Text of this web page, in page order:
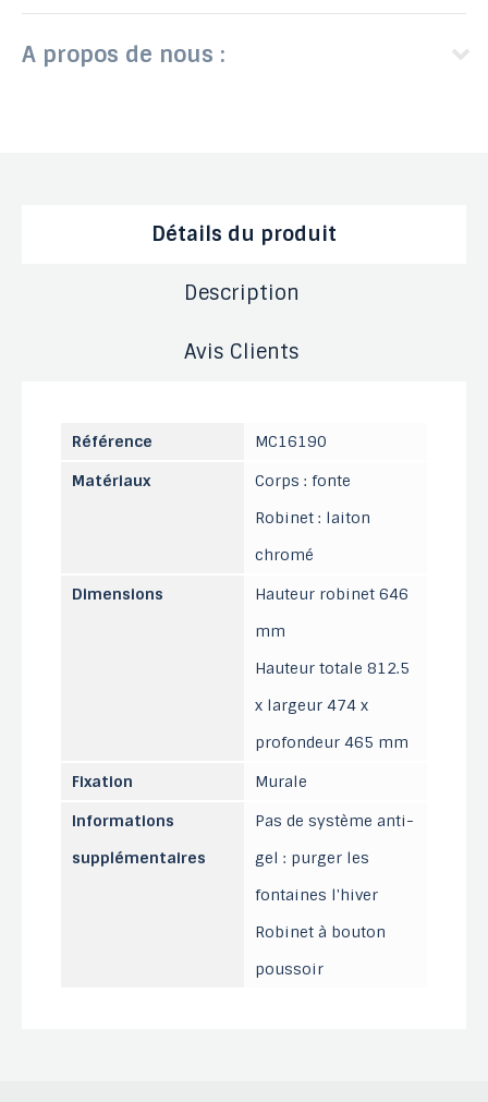
A propos de nous :
Détails du produit
Description
Avis Clients
Référence
MC16190
Matériaux
Corps : fonte
Robinet : laiton
chromé
Dimensions
Hauteur robinet 646
mm
Hauteur totale 812.5
x largeur 474 x
profondeur 465 mm
Fixation
Murale
Informations
supplémentaires
Pas de système anti-
gel : purger les
fontaines l'hiver
Robinet à bouton
poussoir